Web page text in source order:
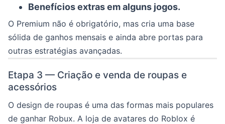
Benefícios extras em alguns jogos.
O Premium não é obrigatório, mas cria uma base
sólida de ganhos mensais e ainda abre portas para
outras estratégias avançadas.
Etapa 3 — Criação e venda de roupas e
acessórios
O design de roupas é uma das formas mais populares
de ganhar Robux. A loja de avatares do Roblox é